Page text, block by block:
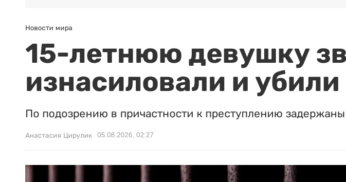
Новости мира
15-летнюю девушку
изнасиловали и
По подозрению в причастности к преступлению задержаны
Анастасия Цирулик 05.08.2026, 02:27